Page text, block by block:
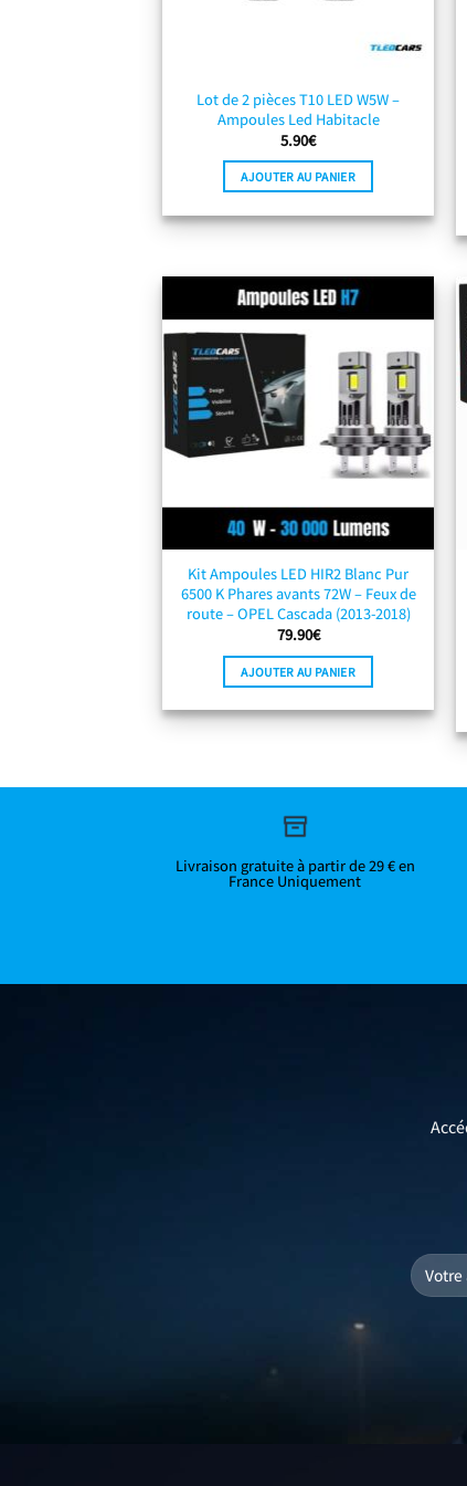
Lot de 2 pièces T10 LED W5W –
Ampoules Led Habitacle
5.90€
AJOUTER AU PANIER
Kit Ampoules LED HIR2 Blanc Pur
6500 K Phares avants 72W – Feux de
route – OPEL Cascada (2013-2018)
79.90€
AJOUTER AU PANIER
Livraison gratuite à partir de 29 € en
France Uniquement